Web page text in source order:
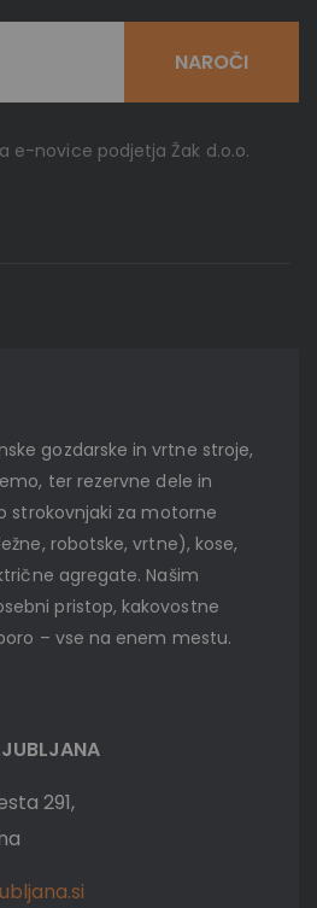
e-novice podjetja Žak d.o.o.
NAROČI
gozdarske in vrtne stroje,
ter rezervne dele in
strokovnjaki za motorne
robotske, vrtne), kose,
agregate. Našim
pristop, kakovostne
– vse na enem mestu.
291,